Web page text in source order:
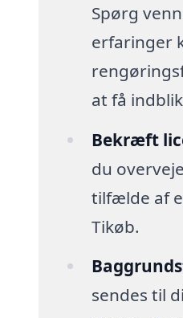
Spørg
erfaringer
at få
Bekræft
du
tilfælde af
Tikøb.
sendes til